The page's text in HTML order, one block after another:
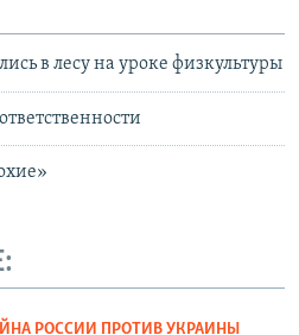
в лесу на уроке физкультуры
РОССИИ ПРОТИВ УКРАИНЫ